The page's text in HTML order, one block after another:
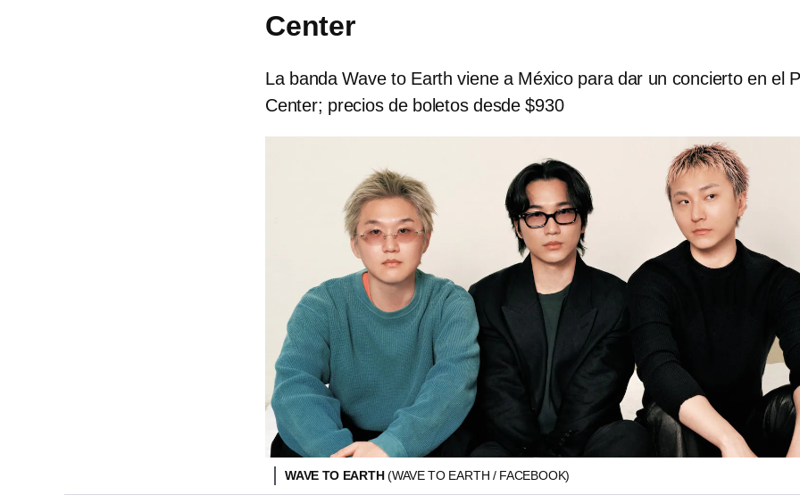
Center
La banda Wave to Earth viene a México para dar un concierto en el
Center; precios de boletos desde $930
WAVE TO EARTH(WAVE TO EARTH / FACEBOOK)